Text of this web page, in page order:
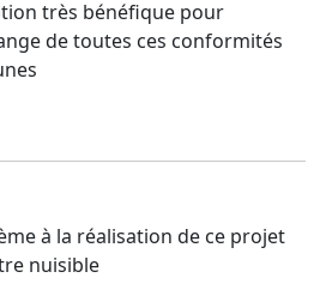
très bénéfique pour
de toutes ces conformités
à la réalisation de ce projet
nuisible